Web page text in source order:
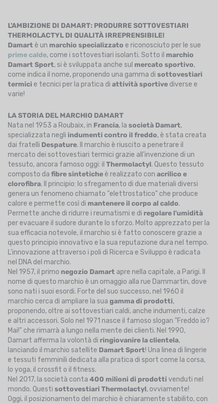
L'AMBIZIONE DI DAMART: PRODURRE SOTTOVESTIARI
THERMOLACTYL DI QUALITÀ IRREPRENSIBILE!
Damart è un marchio specializzato e riconosciuto per le sue
prime calde, come i sottovestiari isolanti. Sotto il marchio
Damart Sport, si è sviluppata anche sul mercato sportivo,
come indica il nome, proponendo una gamma di sottovestiari
termici e tecnici per la pratica di attività sportive diverse e
varie!
LA STORIA DEL MARCHIO DAMART
Nata nel 1953 a Roubaix, in Francia, la società Damart,
specializzata negli indumenti contro il freddo, è stata creata
dai fratelli Despature. Il marchio è riuscito a penetrare il
mercato dei sottovestiari termici grazie all'invenzione di un
tessuto, ancora famoso oggi: il Thermolactyl. Questo tessuto
composto da fibre sintetiche è realizzato con acrilico e
clorofibra. Il principio: lo sfregamento di due materiali diversi
genera un fenomeno chiamato "elettrostatico" che produce
calore e permette così di mantenere il corpo al caldo.
Permette anche di ridurre i reumatismi e di regolare l'umidità
per evacuare il sudore durante lo sforzo. Molto apprezzato per la
sua efficacia notevole, il marchio si è fatto conoscere grazie a
questo principio innovativo e la sua reputazione dura nel tempo.
L'innovazione attraverso i poli di Ricerca e Sviluppo è radicata
nel DNA del marchio.
Nel 1957, il primo negozio Damart apre nella capitale, a Parigi. Il
nome di questo marchio è un omaggio alla rue Dammartin, dove
sono nati i suoi esordi. Forte del suo successo, nel 1960 il
marchio cerca di ampliare la sua gamma di prodotti,
proponendo, oltre ai sottovestiari caldi, anche indumenti, calze
e altri accessori. Solo nel 1971 nasce il famoso slogan "Freddo io?
Mai!" che rimarrà a lungo nella mente dei clienti. Nel 1990,
Damart afferma la volontà di ringiovanire la clientela,
lanciando il marchio satellite Damart Sport! Una linea di lingerie
e tessuti femminili dedicata alla pratica di sport come la corsa,
lo yoga, il crossfit o il fitness.
Nel 2017, la società conta 400 milioni di prodotti venduti nel
mondo. Questi sottovestiari Thermolactyl, ovviamente!
Oggi, il posizionamento del marchio è chiaramente stabilito, con